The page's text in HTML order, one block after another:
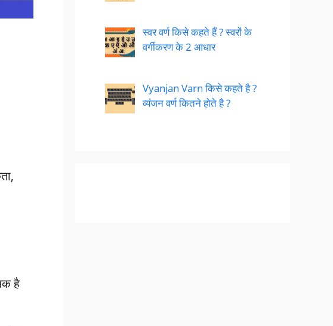
है
स्वर वर्ण किसे कहते हैं ? स्वरों के
वर्गीकरण के 2 आधार
Vyanjan Varn किसे कहते है ?
व्यंजन वर्ण कितने होते है ?